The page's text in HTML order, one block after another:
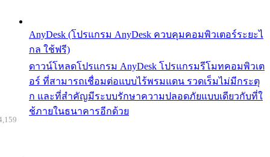
AnyDesk (โปรแกรม AnyDesk ควบคุมคอมพิวเตอร์ระยะไ
กล ใช้ฟรี)
ดาวน์โหลดโปรแกรม AnyDesk โปรแกรมรีโมทคอมพิวเต
อร์ ที่สามารถเชื่อมต่อแบบไร้พรมแดน รวดเร็มไม่มีกระตุ
ก และที่สำคัญมีระบบรักษาความปลอดภัยแบบเดียวกับที่ใ
ช้ภายในธนาคารอีกด้วย